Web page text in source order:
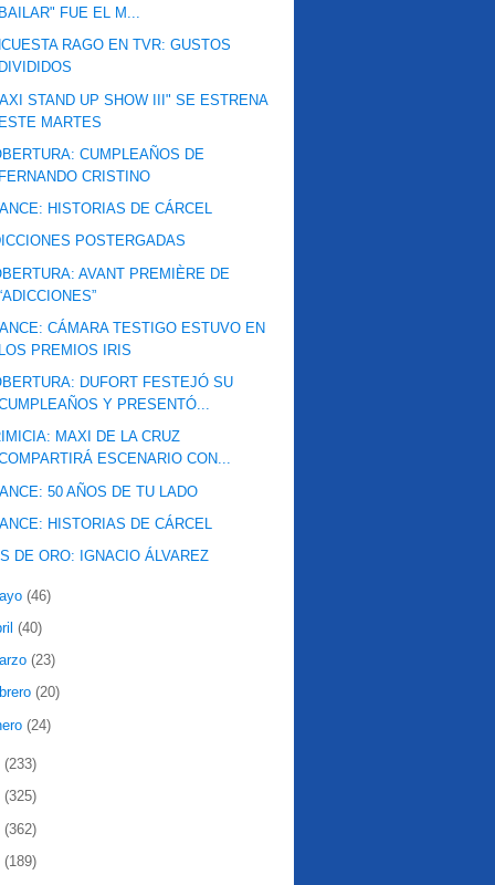
FUE EL M...
RAGO EN TVR: GUSTOS
STAND UP SHOW III" SE ESTRENA
MARTES
CUMPLEAÑOS DE
CRISTINO
HISTORIAS DE CÁRCEL
POSTERGADAS
AVANT PREMIÈRE DE
CÁMARA TESTIGO ESTUVO EN
PREMIOS IRIS
DUFORT FESTEJÓ SU
Y PRESENTÓ...
MAXI DE LA CRUZ
ESCENARIO CON...
50 AÑOS DE TU LADO
HISTORIAS DE CÁRCEL
DE ORO: IGNACIO ÁLVAREZ
(46)
(40)
(23)
(20)
(24)
(233)
(325)
(362)
(189)